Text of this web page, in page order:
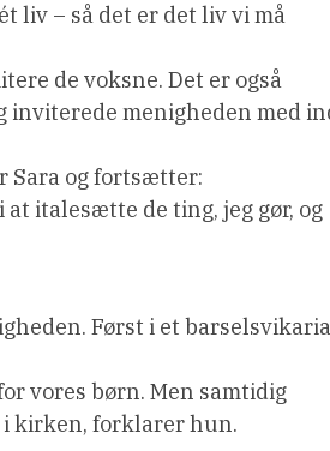
liv – så det er det liv vi må
de voksne. Det er også
inviterede menigheden med
Sara og fortsætter:
italesætte de ting, jeg gør, og
Først i et
vores børn. Men samtidig
i kirken, forklarer hun.